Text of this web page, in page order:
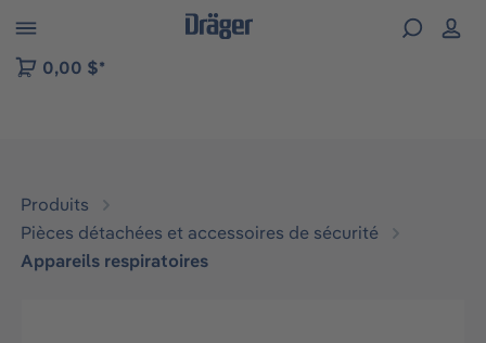
to B2B platform navigation
0,00 $*
Produits
Pièces détachées et accessoires de sécurité
Appareils respiratoires